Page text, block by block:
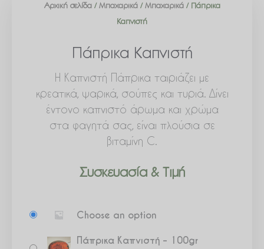
Αρχική σελίδα/ Μπαχαρικά/ Μπαχαρικά/ Πάπρικα
Καπνιστή
Πάπρικα Καπνιστή
Η Καπνιστή Πάπρικα ταιριάζει με
κρεατικά, ψαρικά, σούπες και τυριά. Δίνει
έντονο καπνιστό άρωμα και χρώμα
στα φαγητά σας, είναι πλούσια σε
βιταμίνη C.
Συσκευασία & Τιμή
Choose an option
Πάπρικα Καπνιστή – 100gr
Καπνιστή
ποσότητα